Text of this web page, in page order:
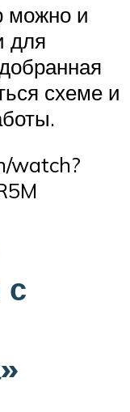
можно и
для
схеме и
watch?
с